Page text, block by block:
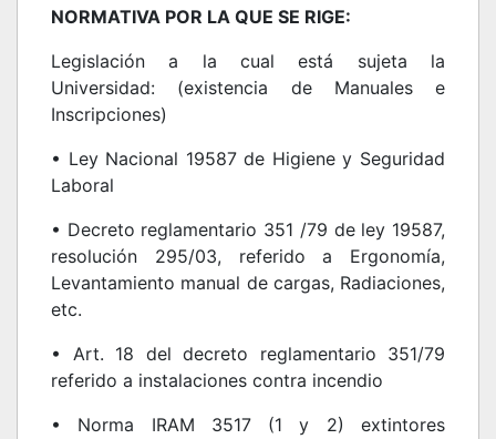
NORMATIVA POR LA QUE SE RIGE:
Legislación a la cual está sujeta la
Universidad: (existencia de Manuales e
Inscripciones)
• Ley Nacional 19587 de Higiene y Seguridad
Laboral
• Decreto reglamentario 351 /79 de ley 19587,
resolución 295/03, referido a Ergonomía,
Levantamiento manual de cargas, Radiaciones,
etc.
• Art. 18 del decreto reglamentario 351/79
referido a instalaciones contra incendio
• Norma IRAM 3517 (1 y 2) extintores